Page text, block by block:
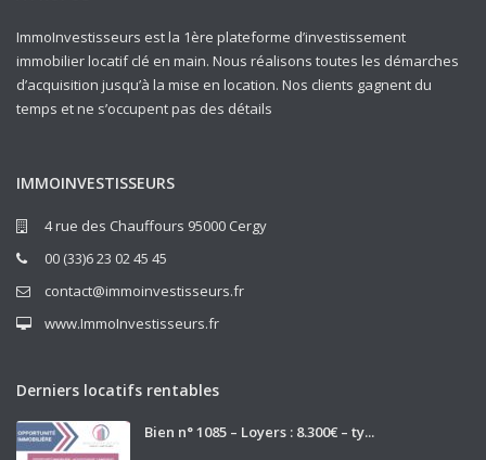
ImmoInvestisseurs est la 1ère plateforme d’investissement
immobilier locatif clé en main. Nous réalisons toutes les démarches
d’acquisition jusqu’à la mise en location. Nos clients gagnent du
temps et ne s’occupent pas des détails
IMMOINVESTISSEURS
4 rue des Chauffours 95000 Cergy
00 (33)6 23 02 45 45
contact@immoinvestisseurs.fr
www.ImmoInvestisseurs.fr
Derniers locatifs rentables
Bien n° 1085 – Loyers : 8.300€ – ty...